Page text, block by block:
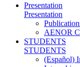
Presentation
Presentation
AENOR
STUDENTS
STUDENTS
(Español)